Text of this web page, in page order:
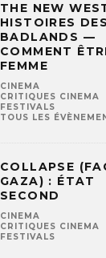
THE NEW
HISTOIRES DES
BADLANDS —
COMMENT
FEMME
CINEMA
CRITIQUES CINEMA
FESTIVALS
TOUS LES
COLLAPSE
GAZA) : ÉTAT
SECOND
CINEMA
CRITIQUES CINEMA
FESTIVALS